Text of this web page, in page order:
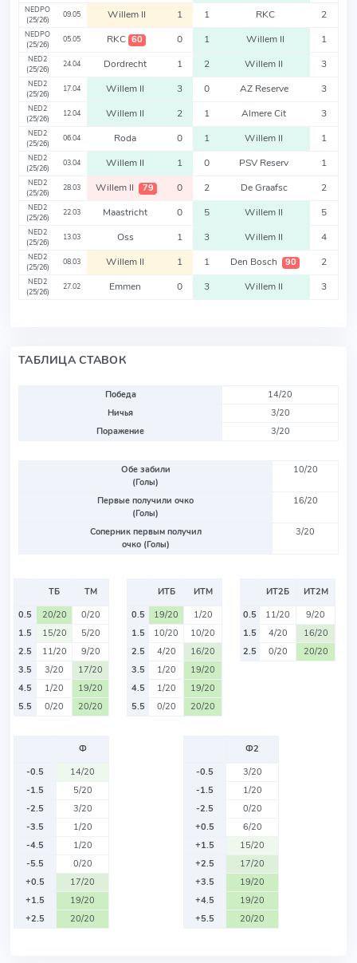
NEDPO
(25/26)
09.05 Willem II 1 1 RKC 2
NEDPO
(25/26)
05.05 RKC 60 0 1 Willem II 1
NED2
(25/26)
24.04 Dordrecht 1 2 Willem II 3
NED2
(25/26)
17.04 Willem II 3 0 AZ Reserve 3
NED2
(25/26)
12.04 Willem II 2 1 Almere Cit 3
NED2
(25/26)
06.04 Roda 0 1 Willem II 1
NED2
(25/26)
03.04 Willem II 1 0 PSV Reserv 1
NED2
(25/26)
28.03 Willem II 79 0 2 De Graafsc 2
NED2
(25/26)
22.03 Maastricht 0 5 Willem II 5
NED2
(25/26)
13.03 Oss 1 3 Willem II 4
NED2
(25/26)
08.03 Willem II 1 1 Den Bosch 90 2
NED2
(25/26)
27.02 Emmen 0 3 Willem II 3
ТАБЛИЦА СТАВОК
Победа
14/20
Ничья
3/20
Поражение
3/20
Обе забили
(Голы)
10/20
Первые получили очко
(Голы)
16/20
Соперник первым получил
очко (Голы)
3/20
ТБ
ТМ
0.5
20/20
0/20
1.5
15/20
5/20
2.5
11/20
9/20
3.5
3/20
17/20
4.5
1/20
19/20
5.5
0/20 20/20
ИТБ
ИТМ
0.5
19/20
1/20
1.5
10/20
10/20
2.5
4/20
16/20
3.5
1/20
19/20
4.5
1/20
19/20
5.5
0/20 20/20
ИТ2Б
ИТ2М
0.5
11/20
9/20
1.5
4/20
16/20
2.5
0/20 20/20
Ф
-0.5
14/20
-1.5
5/20
-2.5
3/20
-3.5
1/20
-4.5
1/20
-5.5
0/20
+0.5
17/20
+1.5
19/20
+2.5
20/20
Ф2
-0.5
3/20
-1.5
1/20
-2.5
0/20
+0.5
6/20
+1.5
15/20
+2.5
17/20
+3.5
19/20
+4.5
19/20
+5.5
20/20